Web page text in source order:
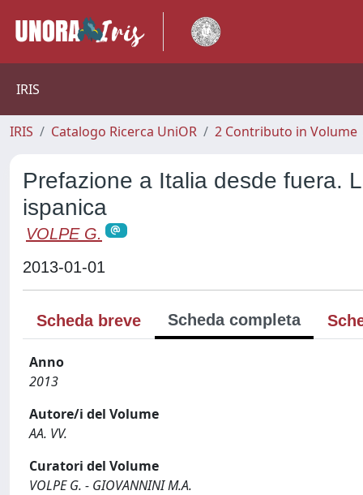
IRIS
IRIS Catalogo Ricerca UniOR 2 Contributo in Volume
Prefazione a Italia desde fuera.
ispanica
VOLPE G.
2013-01-01
Scheda breve Scheda completa
Anno
2013
Autore/i del Volume
AA. VV.
Curatori del Volume
VOLPE G. - GIOVANNINI M.A.